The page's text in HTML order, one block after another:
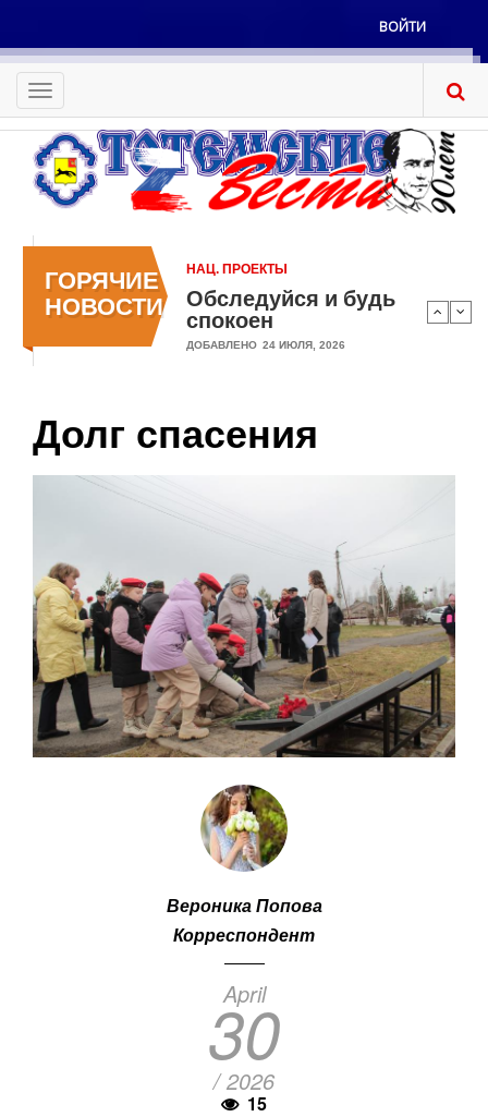
основному
содержанию
Меню
учётной
записи
пользователя
ВОЙТИ
Toggle
navigation
ГОРЯЧИЕ
НОВОСТИ
НАЦ. ПРОЕКТЫ
Обследуйся и будь
спокоен
ДОБАВЛЕНО 24 ИЮЛЯ, 2026
НАЦ. ПРОЕКТЫ
Две «бронзы»!
ДОБАВЛЕНО 24 ИЮЛЯ, 2026
Долг спасения
Вероника Попова
Корреспондент
April
30
/ 2026
15